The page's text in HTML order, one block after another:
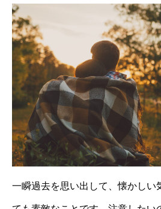
一瞬過去を思い出して、懐かしい